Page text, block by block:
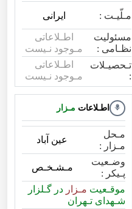
مـلّیـت : ایرانی
مسئولیت
نظـامی :
اطـلاعاتی
مـوجود نـیست
تـحصیـلات
:
اطـلاعاتی
مـوجود نـیست
اطـلاعات مـزار
مـحل
مـزار :
عین آباد
وضـعیت
پـیکر :
مـشـخـص
موقـعیت مـزار در گـلزار
شـهدای تـهران